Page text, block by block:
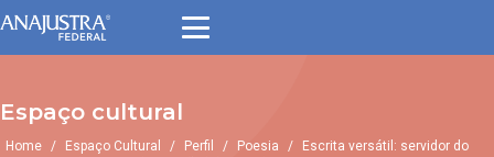
Espaço cultural
Home / Espaço Cultural / Perfil / Poesia /
Escrita versátil: servidor do